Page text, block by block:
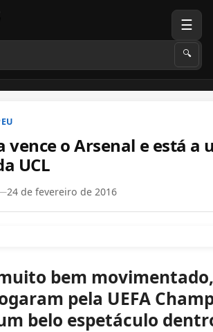
🔍
☰
vence o Arsenal e está a
UCL
24 de fevereiro de 2016
bem
pela UEFA
belo espetáculo